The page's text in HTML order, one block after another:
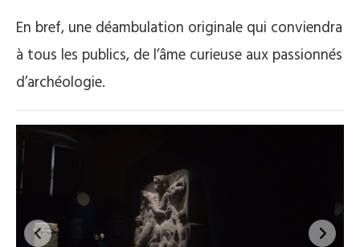
En bref, une déambulation originale qui conviendra
à tous les publics, de l’âme curieuse aux passionnés
d’archéologie.